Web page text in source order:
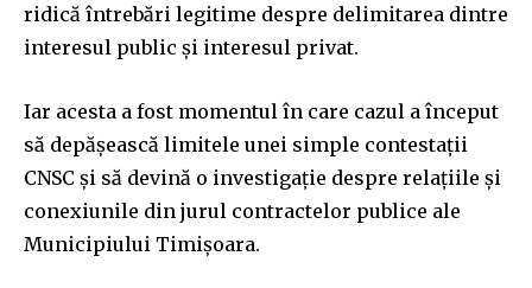
ridică întrebări legitime despre delimitarea dintre
interesul public și interesul privat.
Iar acesta a fost momentul în care cazul a început
să depășească limitele unei simple contestații
CNSC și să devină o investigație despre relațiile și
conexiunile din jurul contractelor publice ale
Municipiului Timișoara.